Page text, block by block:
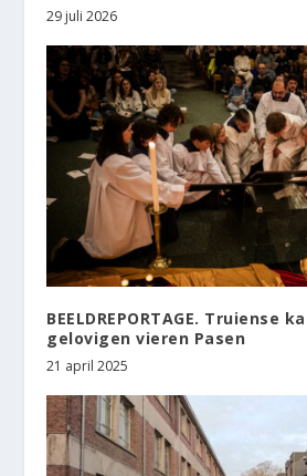
29 juli 2026
BEELDREPORTAGE. Truiense
gelovigen vieren Pasen
21 april 2025